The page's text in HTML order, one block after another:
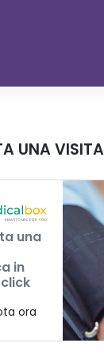
UNA VISITA
una
in
ora